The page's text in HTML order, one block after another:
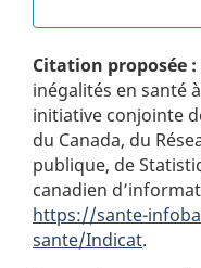
Citation proposée :
inégalités en santé
initiative conjointe
du Canada, du
publique, de
canadien
https://sante-
sante/Indicat.